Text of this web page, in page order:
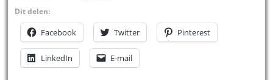
Dit delen:
Facebook Twitter Pinterest
LinkedIn E-mail